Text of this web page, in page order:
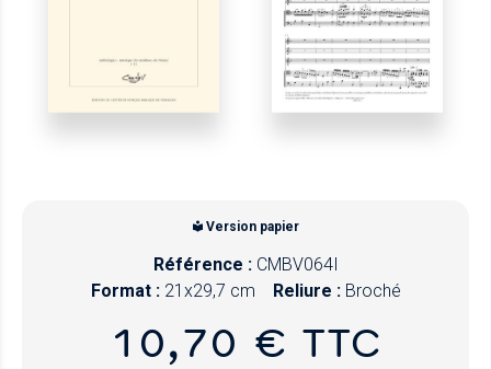
Version papier
Référence : CMBV064I
Format : 21x29,7 cm Reliure : Broché
10,70 € TTC